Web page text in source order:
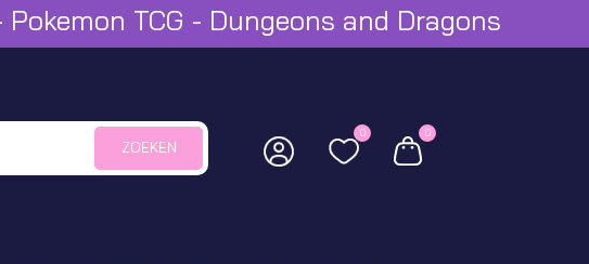
TCG - Dungeons and Dragons
ZOEKEN
0 0